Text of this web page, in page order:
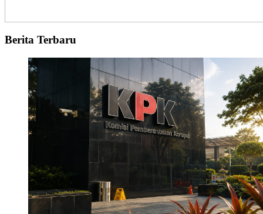
Berita Terbaru